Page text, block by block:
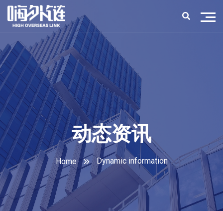
动态资讯
Home Dynamic information